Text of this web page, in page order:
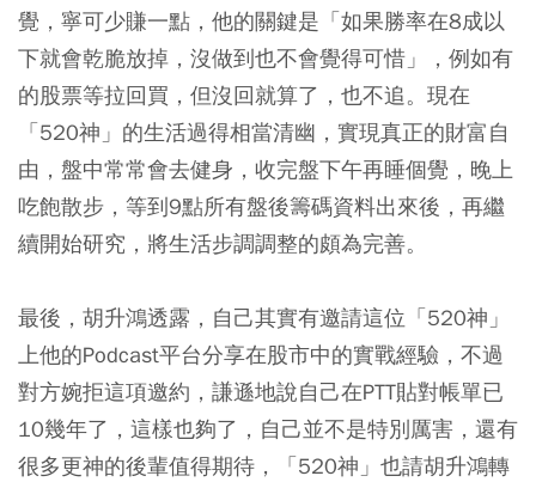
覺，寧可少賺一點，他的關鍵是 「如果勝率在8成以
下就會乾脆放掉，沒做到也不會覺得可惜」
，例如有
的股票等拉回買，但沒回就算了，也不追。現在
「520神」的生活過得相當清幽，實現真正的財富自
由，盤中常常會去健身，收完盤下午再睡個覺，晚上
吃飽散步，等到9點所有盤後籌碼資料出來後，再繼
續開始研究，將生活步調調整的頗為完善。
最後，胡升鴻透露，自己其實有邀請這位「520神」
上他的Podcast平台分享在股市中的實戰經驗，不過
對方婉拒這項邀約，謙遜地說自己在PTT貼對帳單已
10幾年了，這樣也夠了，自己並不是特別厲害，還有
很多更神的後輩值得期待，「520神」也請胡升鴻轉